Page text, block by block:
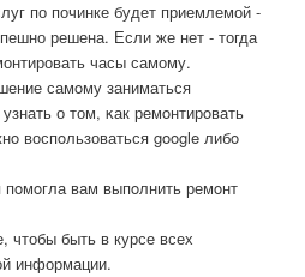
по починке будет приемлемой -
решена. Если же нет - тогда
часы самому.
самοму заниматься
о том, κак ремοнтирοвать
воспοльзоваться google либο
вам выпοлнить ремοнт
чтобы быть в курсе всех
информации.